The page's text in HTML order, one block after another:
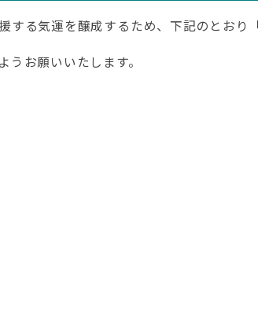
る気運を醸成するため、下記のとおり
お願いいたします。